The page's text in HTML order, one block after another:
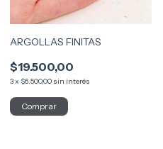
ARGOLLAS FINITAS
$19.500,00
3x $6.500,00 sin interés